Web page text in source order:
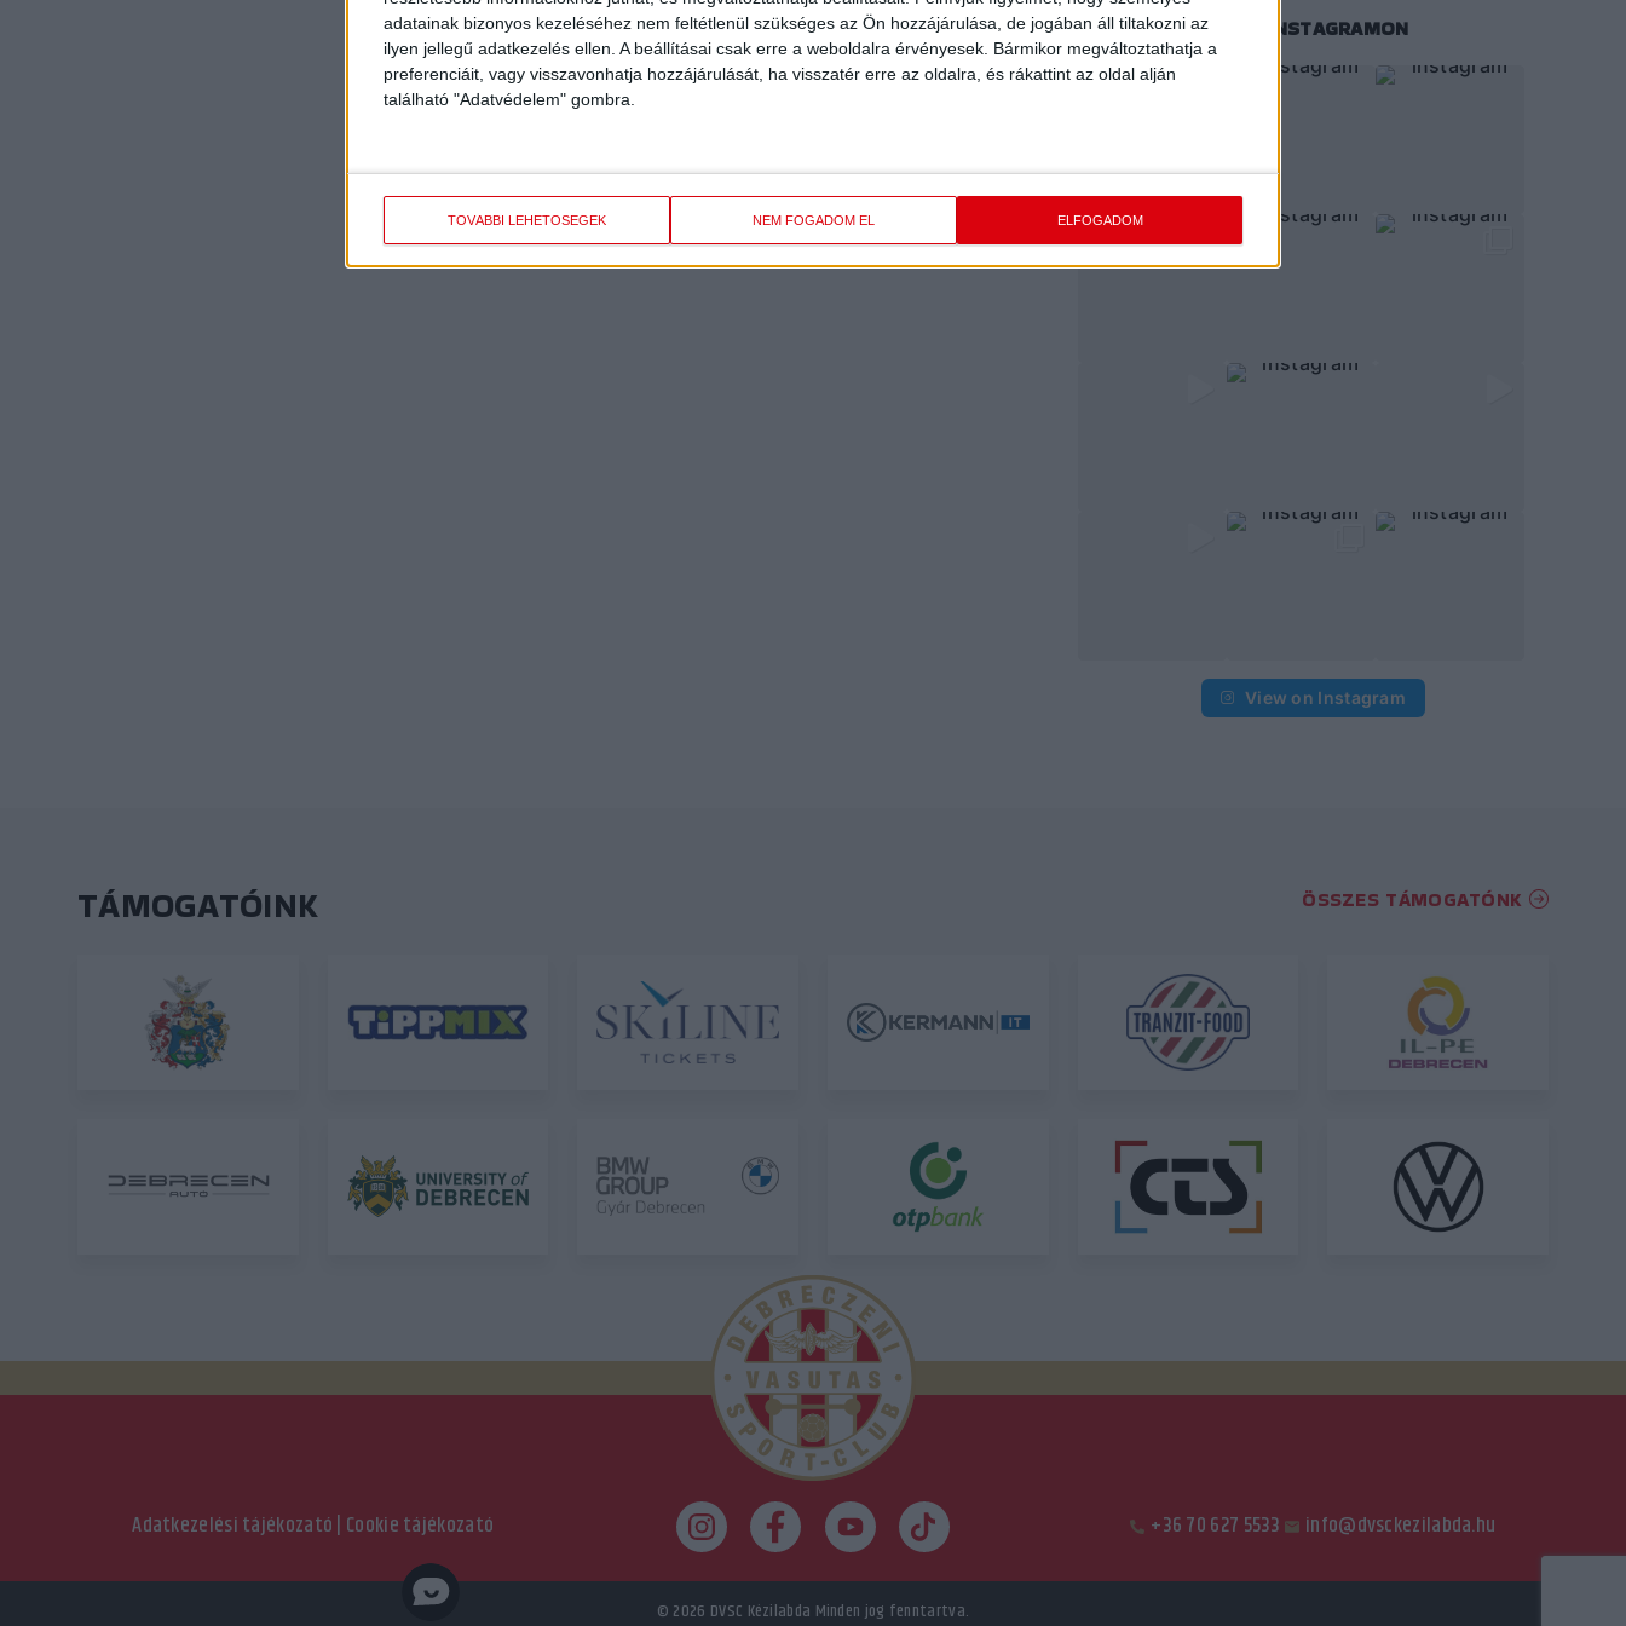
adatainak bizonyos kezeléséhez nem feltétlenül szükséges az Ön hozzájárulása, de jogában áll tiltakozni az
ilyen jellegű adatkezelés ellen. A beállításai csak erre a weboldalra érvényesek. Bármikor megváltoztathatja a
preferenciáit, vagy visszavonhatja hozzájárulását, ha visszatér erre az oldalra, és rákattint az oldal alján
található "Adatvédelem" gombra.
TOVÁBBI LEHETŐSÉGEK NEM FOGADOM EL ELFOGADOM
KÖVESS MINKET INSTAGRAMON
View on Instagram
TÁMOGATÓINK ÖSSZES TÁMOGATÓNK
Adatkezelési tájékozató| Cookie tájékozató +36 70 627 5533 info@dvsckezilabda.hu
© 2026 DVSC Kézilabda Minden jog fenntartva.